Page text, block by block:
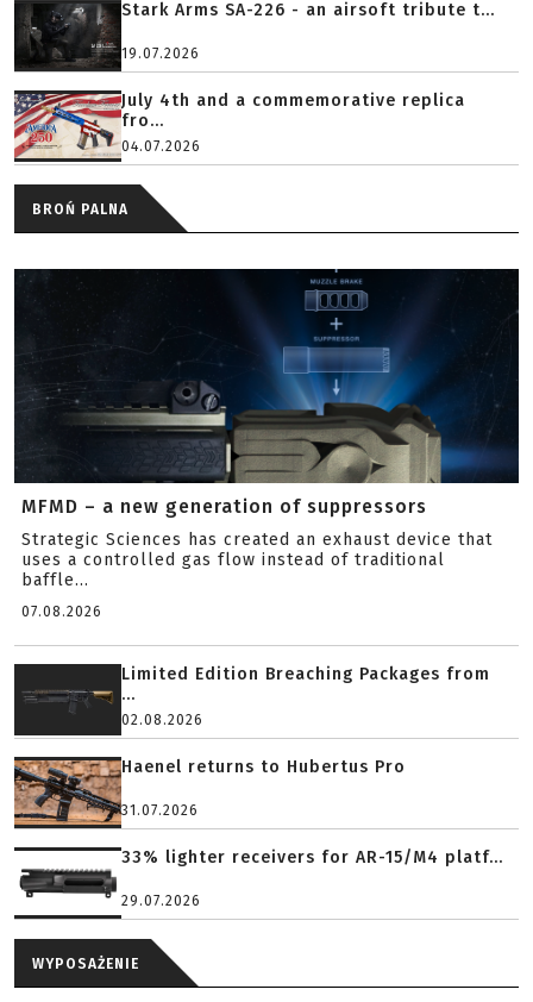
Stark Arms SA-226 - an airsoft tribute t...
19.07.2026
July 4th and a commemorative replica
fro...
04.07.2026
BROŃ PALNA
MFMD – a new generation of suppressors
Strategic Sciences has created an exhaust device that
uses a controlled gas flow instead of traditional
baffle...
07.08.2026
Limited Edition Breaching Packages from
...
02.08.2026
Haenel returns to Hubertus Pro
31.07.2026
33% lighter receivers for AR-15/M4 platf...
29.07.2026
WYPOSAŻENIE